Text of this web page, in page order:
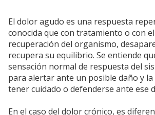
El dolor agudo es una respuesta
conocida que con tratamiento o con
recuperación del organismo,
recupera su equilibrio. Se entiende
sensación normal de respuesta del
para alertar ante un posible daño y la
tener cuidado o defenderse ante ese
En el caso del dolor crónico, es